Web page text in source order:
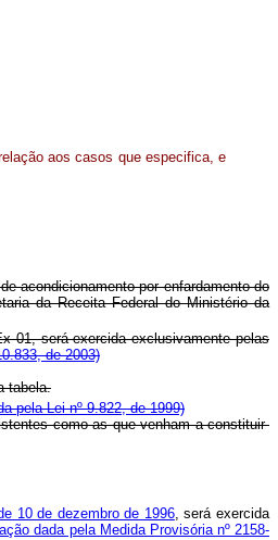
aos casos que especifica, e
acondicionamento por enfardamento do
da Receita Federal do Ministério da
01, será exercida exclusivamente pelas
de 2003)
tabela.
pela Lei nº 9.822, de 1999)
como as que venham a constituir-
10 de dezembro de 1996, será exercida
dada pela Medida Provisória nº 2158-